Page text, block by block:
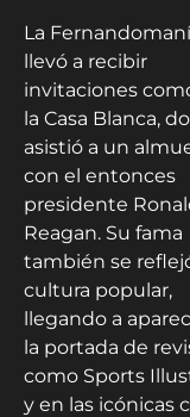
La
llevó a recibir
invitaciones
la Casa Blanca,
asistió a un
con el entonces
presidente
Reagan. Su fama
también se
cultura popular,
llegando a
la portada de
como Sports
y en las icónicas